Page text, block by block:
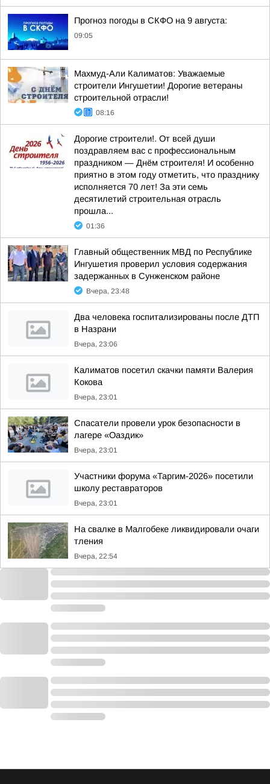
Прогноз погоды в СКФО на 9 августа:
09:05
Махмуд-Али Калиматов: Уважаемые
строители Ингушетии! Дорогие ветераны
строительной отрасли!
08:16
Дорогие строители!. От всей души
поздравляем вас с профессиональным
праздником — Днём строителя! И особенно
приятно в этом году отметить, что празднику
исполняется 70 лет! За эти семь
десятилетий строительная отрасль
прошла...
01:36
Главный общественник МВД по Республике
Ингушетия проверил условия содержания
задержанных в Сунженском районе
Вчера, 23:48
Два человека госпитализированы после ДТП
в Назрани
Вчера, 23:06
Калиматов посетил скачки памяти Валерия
Кокова
Вчера, 23:01
Спасатели провели урок безопасности в
лагере «Оаздик»
Вчера, 23:01
Участники форума «Таргим-2026» посетили
школу реставраторов
Вчера, 23:01
На свалке в Малгобеке ликвидировали очаги
тления
Вчера, 22:54